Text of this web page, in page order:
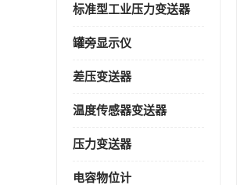
标准型工业压力变送器
罐旁显示仪
差压变送器
温度传感器变送器
压力变送器
电容物位计